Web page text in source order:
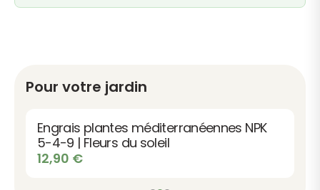
Pour votre jardin
Engrais plantes méditerranéennes NPK
5-4-9 | Fleurs du soleil
12,90 €